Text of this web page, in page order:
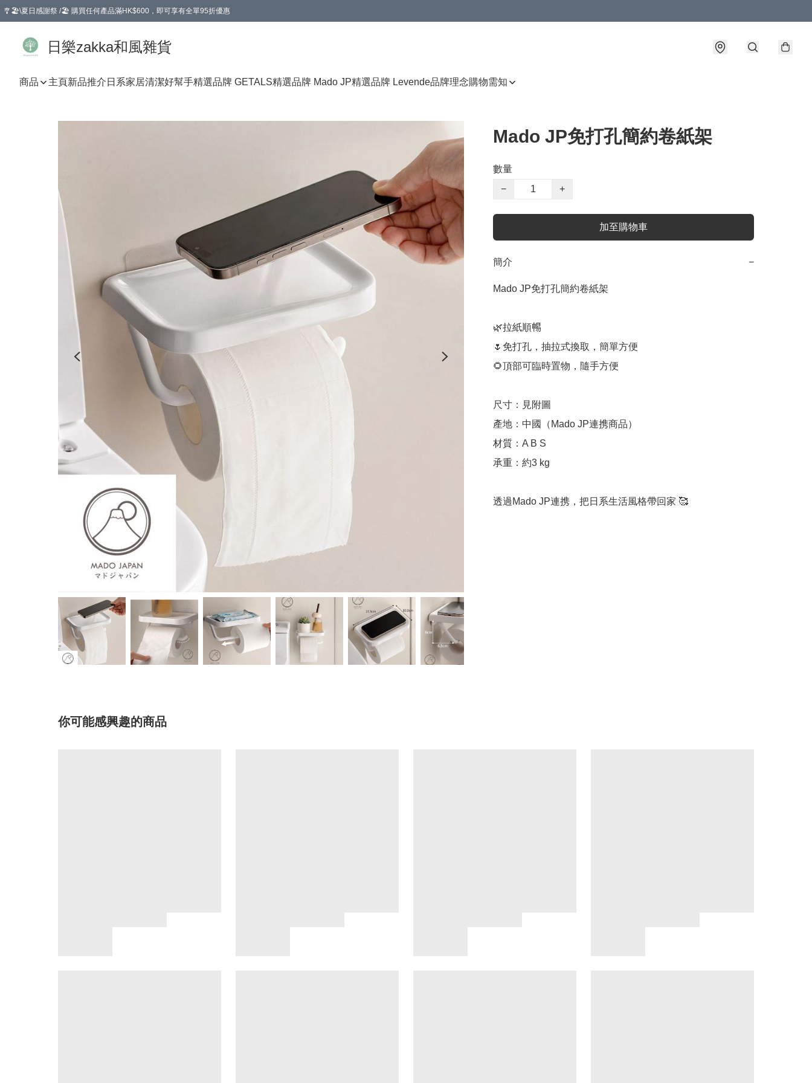
🎐🏖️\夏日感謝祭 /🏖️ 購買任何產品滿HK$600，即可享有全單95折優惠
日樂zakka和風雜貨
商品 主頁新品推介 日系家居清潔好幫手精選品牌 GETALS精選品牌 Mado JP精選品牌 Levende品牌理念購物需知
Mado JP免打孔簡約卷紙架
數量
−
+
加至購物車
簡介 −
Mado JP免打孔簡約卷紙架
🌿拉紙順𣈱
🌷免打孔，抽拉式換取，簡單方便
🌻頂部可臨時置物，隨手方便
尺寸：見附圖
產地：中國（Mado JP連携商品）
材質：A B S
承重：約3 kg
透過Mado JP連携，把日系生活風格帶回家 🥰
你可能感興趣的商品